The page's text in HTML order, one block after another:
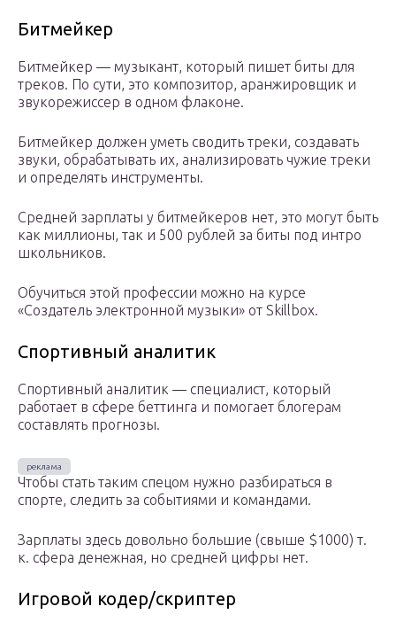
Битмейкер
Битмейкер — музыкант, который пишет биты для
треков. По сути, это композитор, аранжировщик и
звукорежиссер в одном флаконе.
Битмейкер должен уметь сводить треки, создавать
звуки, обрабатывать их, анализировать чужие треки
и определять инструменты.
Средней зарплаты у битмейкеров нет, это могут быть
как миллионы, так и 500 рублей за биты под интро
школьников.
Обучиться этой профессии можно на курсе
«Создатель электронной музыки» от Skillbox.
Спортивный аналитик
Спортивный аналитик — специалист, который
работает в сфере беттинга и помогает блогерам
составлять прогнозы.
Чтобы стать таким спецом нужно разбираться в
спорте, следить за событиями и командами.
Зарплаты здесь довольно большие (свыше $1000) т.
к. сфера денежная, но средней цифры нет.
Игровой кодер/скриптер